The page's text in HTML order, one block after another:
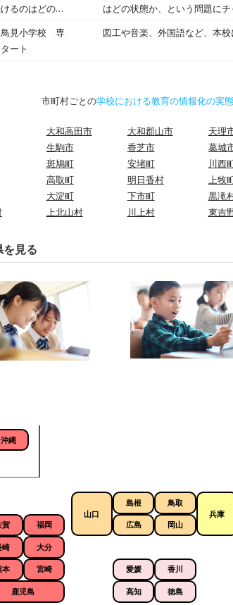
聴力検査が実施されました。
とも大切にしていきたいですね。 【6年2組】理科の実験を行っていました。物が燃えるには何が必要か？ 実験結果
り返り、みんなで共有していま
るのはどの状
はどの状態か、という問題に
見小学校 専
ート
図工や音楽、外国語など、本
市町村ごとの学校における教育の情報化の実
大和高田市 大和郡山市 天理
生駒市 香芝市 葛城
斑鳩町 安堵町 川西
高取町 明日香村 上牧
大淀町 下市町 黒滝
上北山村 川上村 東吉
を見る
兵庫
鳥取
島根
岡山
広島
山口
徳島
香川
愛媛
高知
福岡
賀
崎
本
大分
宮崎
鹿児島
沖縄